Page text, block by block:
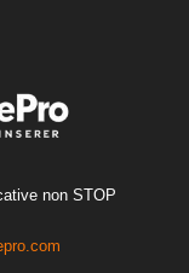
non STOP